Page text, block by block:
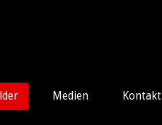
Medien Kontakt